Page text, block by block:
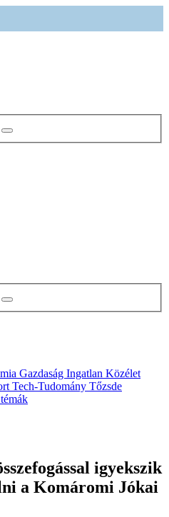
Gazdaság Ingatlan Közélet
Tech-Tudomány Tőzsde
igyekszik
a Komáromi Jókai